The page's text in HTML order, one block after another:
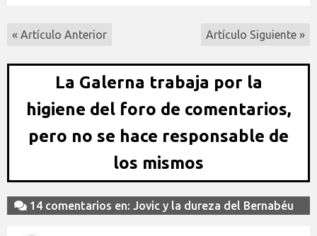
« Artículo Anterior Artículo Siguiente »
La Galerna trabaja por la
higiene del foro de comentarios,
pero no se hace responsable de
los mismos
14 comentarios en: Jovic y la dureza del Bernabéu